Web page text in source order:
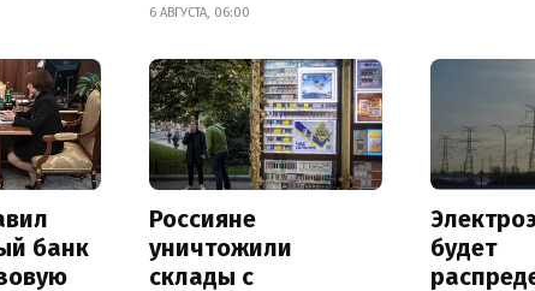
6 АВГУСТА, 06:00
банк
Россияне
уничтожили
склады с
будет